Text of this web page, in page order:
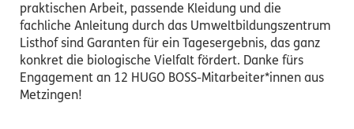
praktischen Arbeit, passende Kleidung und die
fachliche Anleitung durch das Umweltbildungszentrum
Listhof sind Garanten für ein Tagesergebnis, das ganz
konkret die biologische Vielfalt fördert. Danke fürs
Engagement an 12 HUGO BOSS-Mitarbeiter*innen aus
Metzingen!